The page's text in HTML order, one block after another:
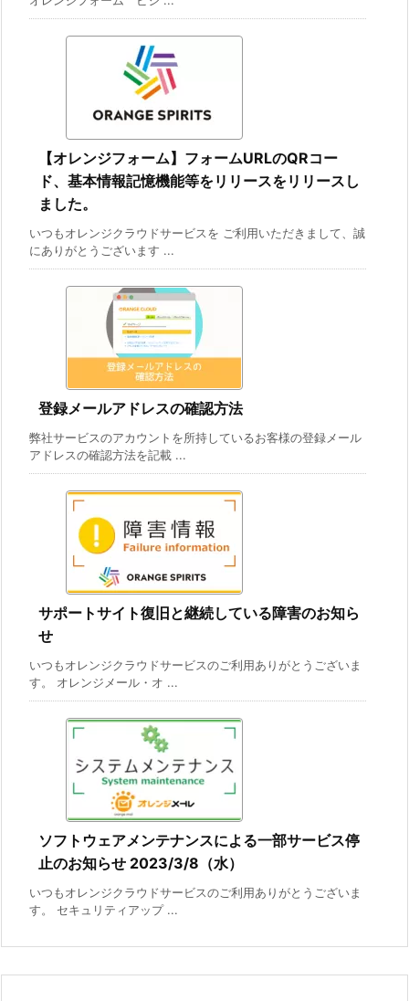
【オレンジフォーム】フォームURLのQRコー
ド、基本情報記憶機能等をリリースをリリースし
ました。
いつもオレンジクラウドサービスを ご利用いただきまして、誠
にありがとうございます ...
登録メールアドレスの確認方法
弊社サービスのアカウントを所持しているお客様の登録メール
アドレスの確認方法を記載 ...
サポートサイト復旧と継続している障害のお知ら
せ
いつもオレンジクラウドサービスのご利用ありがとうございま
す。 オレンジメール・オ ...
ソフトウェアメンテナンスによる一部サービス停
止のお知らせ 2023/3/8（水）
いつもオレンジクラウドサービスのご利用ありがとうございま
す。 セキュリティアップ ...